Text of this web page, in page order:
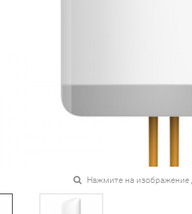
Нажмите на изображение